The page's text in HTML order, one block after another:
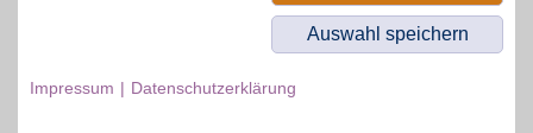
Auswahl speichern
Impressum Datenschutzerklärung